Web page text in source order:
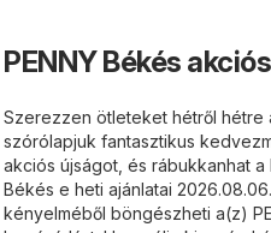
PENNY Békés
Szerezzen ötleteket hétről hétre
szórólapjuk fantasztikus
akciós újságot, és rábukkanhat
Békés e heti ajánlatai
kényelméből böngészheti a(z)